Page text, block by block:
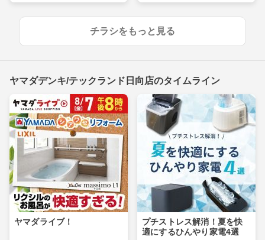
チラシをもっと見る
ヤマダデンキ/テックランド日向店のタイムライン
ヤマダライブ！
プチストレス解消！夏を快
適にするひんやり家電4選